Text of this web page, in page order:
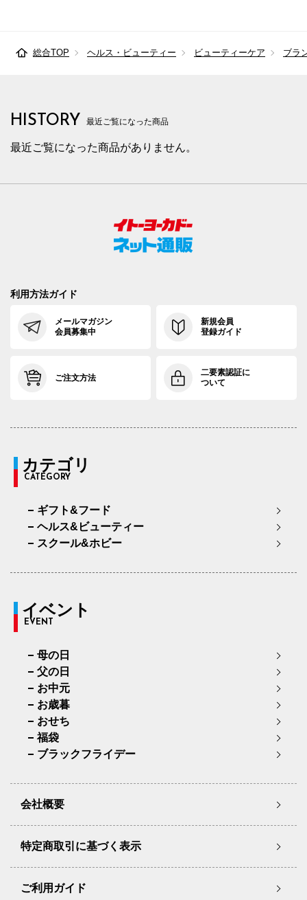
総合TOP ヘルス・ビューティー ビューティーケア ブラ
HISTORY 最近ご覧になった商品
最近ご覧になった商品がありません。
利用方法ガイド
メールマガジン
会員募集中
新規会員
登録ガイド
ご注文方法
二要素認証に
ついて
カテゴリ
CATEGORY
ギフト&フード
ヘルス&ビューティー
スクール&ホビー
イベント
EVENT
母の日
父の日
お中元
お歳暮
おせち
福袋
ブラックフライデー
会社概要
特定商取引に基づく表示
ご利用ガイド